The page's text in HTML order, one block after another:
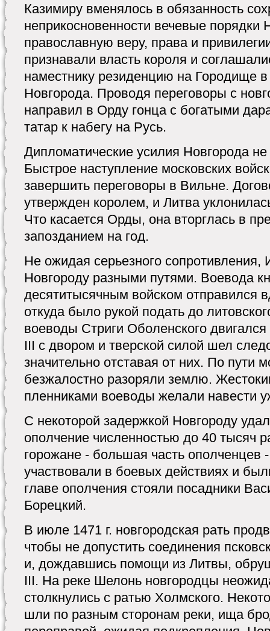
Казимиру вменялось в обязанность
неприкосновенности вечевые порядки
православную веру, права и
признавали власть короля и
наместнику резиденцию на Городище в
Новгорода. Проводя переговоры с
направил в Орду гонца с богатыми
татар к набегу на Русь.
Дипломатические усилия Новгорода не
Быстрое наступление московских
завершить переговоры в Вильне.
утвержден королем, и Литва
Что касается Орды, она вторглась в
запозданием на год.
Не ожидая серьезного сопротивления,
Новгороду разными путями. Воевода
десятитысячным войском отправился
откуда было рукой подать до
воеводы Стриги Оболенского
III с двором и тверской силой шел
значительно отставая от них. По пути
безжалостно разоряли землю.
пленниками воеводы желали навести
С некоторой задержкой Новгороду
ополчение численностью до 40 тысяч
горожане - большая часть ополченцев
участвовали в боевых действиях и
главе ополчения стояли посадники
Борецкий.
В июле 1471 г. новгородская рать
чтобы не допустить соединения
и, дождавшись помощи из Литвы,
III. На реке Шелонь новгородцы
столкнулись с ратью Холмского.
шли по разным сторонам реки, ища